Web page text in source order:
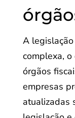
A
complexa,
órgãos
empresas
atualizadas